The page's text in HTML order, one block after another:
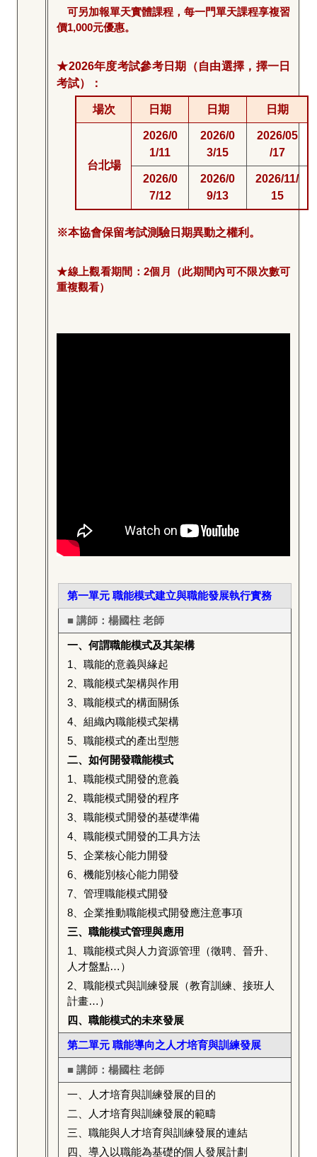
可另加報單天實體課程，每一門單天課程享複習
價1,000元優惠。
★2026年度考試參考日期（自由選擇，擇一日
考試）：
場次 日期 日期 日期
台北場
2026/0
1/11
2026/0
3/15
2026/05
/17
2026/0
7/12
2026/0
9/13
2026/11/
15
※本協會保留考試測驗日期異動之權利。
★線上觀看期間：2個月（此期間內可不限次數可
重複觀看）
第一單元 職能模式建立與職能發展執行實務
■ 講師：楊國柱 老師
一、何謂職能模式及其架構
1 、職能的意義與緣起
2 、職能模式架構與作用
3 、職能模式的構面關係
4 、組織內職能模式架構
5 、職能模式的產出型態
二、如何開發職能模式
1 、職能模式開發的意義
2 、職能模式開發的程序
3 、職能模式開發的基礎準備
4 、職能模式開發的工具方法
5 、企業核心能力開發
6 、機能別核心能力開發
7 、管理職能模式開發
8 、企業推動職能模式開發應注意事項
三、職能模式管理與應用
1 、職能模式與人力資源管理（徵聘、晉升、
人才盤點…）
2 、職能模式與訓練發展（教育訓練、接班人
計畫…）
四、職能模式的未來發展
第二單元 職能導向之人才培育與訓練發展
■ 講師：楊國柱 老師
一、人才培育與訓練發展的目的
二、人才培育與訓練發展的範疇
三、職能與人才培育與訓練發展的連結
四、導入以職能為基礎的個人發展計劃